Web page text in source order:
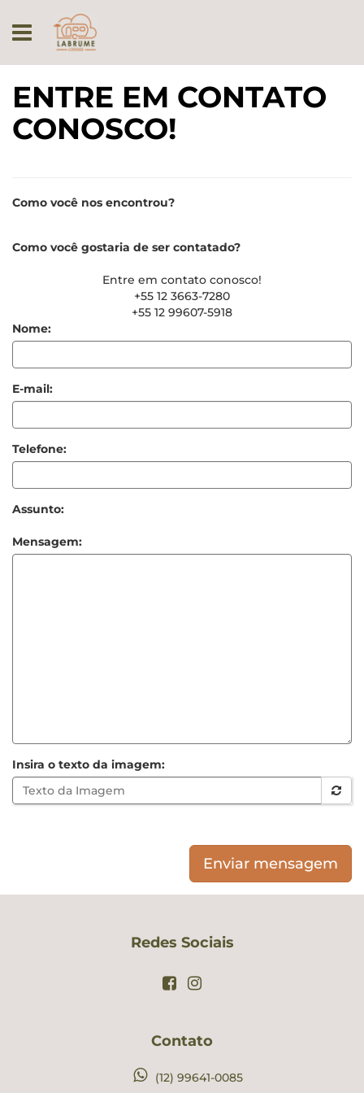
ENTRE EM CONTATO
CONOSCO!
Como você nos encontrou?
Como você gostaria de ser contatado?
Entre em contato conosco!
+55 12 3663-7280
+55 12 99607-5918
Nome:
E-mail:
Telefone:
Assunto:
Mensagem:
Insira o texto da imagem:
Enviar mensagem
Redes Sociais
Contato
(12) 99641-0085